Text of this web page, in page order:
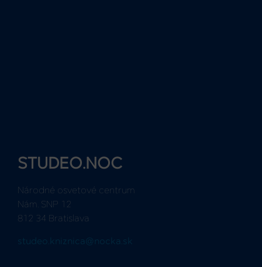
STUDEO.NOC
Národné osvetové centrum
Nám. SNP 12
812 34 Bratislava
studeo.kniznica@nocka.sk